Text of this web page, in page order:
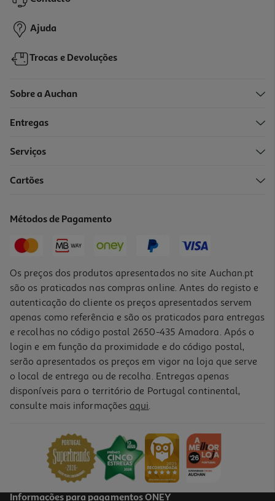
14,63 €
-10%
18,90 € PVP de editor
-10%
Livro As Mulheres De Afonso Iii De Maria Antonieta Costa
PVP de editor
16,20 €
Ajuda
Trocas e Devoluções
Sobre a Auchan
Entregas
Serviços
Cartões
Métodos de Pagamento
Os preços dos produtos apresentados no site Auchan.pt
são os praticados nas compras online. Antes do registo e
autenticação do cliente os preços apresentados servem
apenas como referência e são os praticados para entregas
e recolhas no código postal 2650-435 Amadora. Após o
login e em função da proximidade e do código postal,
serão apresentados os preços em vigor na loja que serve
o local de entrega ou de recolha. Entregas apenas
disponíveis para o território de Portugal continental,
consulte mais informações aqui.
Informações para pagamentos ONEY